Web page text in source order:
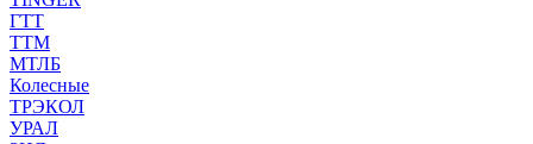
ГТТ
ТТМ
МТЛБ
Колесные
ТРЭКОЛ
УРАЛ